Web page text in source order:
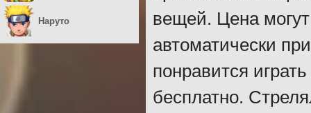
вещей. Цена
автоматически
понравится
бесплатно.
Наруто